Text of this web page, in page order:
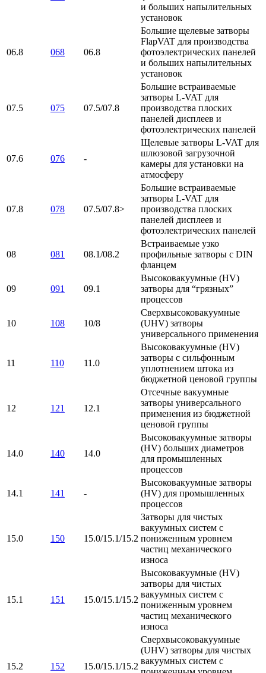
и больших напылительных
установок
06.8 068 06.8
Большие щелевые затворы
FlapVAT для производства
фотоэлектрических панелей
и больших напылительных
установок
07.5 075 07.5/07.8
Большие встраиваемые
затворы L-VAT для
производства плоских
панелей дисплеев и
фотоэлектрических панелей
07.6 076 -
Щелевые затворы L-VAT для
шлюзовой загрузочной
камеры для установки на
атмосферу
07.8 078 07.5/07.8>
Большие встраиваемые
затворы L-VAT для
производства плоских
панелей дисплеев и
фотоэлектрических панелей
08 081 08.1/08.2
Встраиваемые узко
профильные затворы с DIN
фланцем
09 091 09.1
Высоковакуумные (HV)
затворы для “грязных”
процессов
10 108 10/8
Сверхвысоковакуумные
(UHV) затворы
универсального применения
11 110 11.0
Высоковакуумные (HV)
затворы с сильфонным
уплотнением штока из
бюджетной ценовой группы
12 121 12.1
Отсечные вакуумные
затворы универсального
применения из бюджетной
ценовой группы
14.0 140 14.0
Высоковакуумные затворы
(HV) больших диаметров
для промышленных
процессов
14.1 141 -
Высоковакуумные затворы
(HV) для промышленных
процессов
15.0 150 15.0/15.1/15.2
Затворы для чистых
вакуумных систем с
пониженным уровнем
частиц механического
износа
15.1 151 15.0/15.1/15.2
Высоковакуумные (HV)
затворы для чистых
вакуумных систем с
пониженным уровнем
частиц механического
износа
15.2 152 15.0/15.1/15.2
Сверхвысоковакуумные
(UHV) затворы для чистых
вакуумных систем с